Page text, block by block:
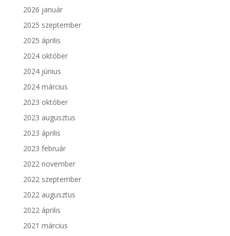
2026 január
2025 szeptember
2025 április
2024 október
2024 június
2024 március
2023 október
2023 augusztus
2023 április
2023 február
2022 november
2022 szeptember
2022 augusztus
2022 április
2021 március